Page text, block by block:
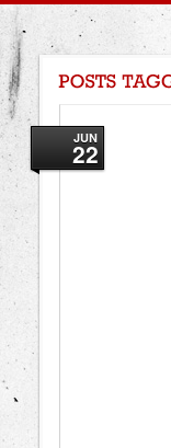
JUN
22